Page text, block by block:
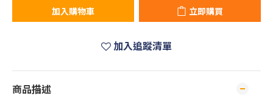
加入購物車 立即購買
加入追蹤清單
商品描述